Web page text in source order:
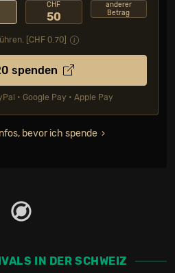
CHF
50
anderer
Betrag
[CHF 0.70
spenden
• Google Pay • Apple Pay
bevor ich spende
IN DER SCHWEIZ